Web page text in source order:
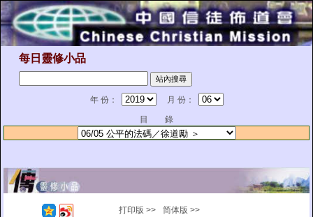
每日靈修小品
年 份：
月 份：
目 錄
打印版 >> 简体版 >>